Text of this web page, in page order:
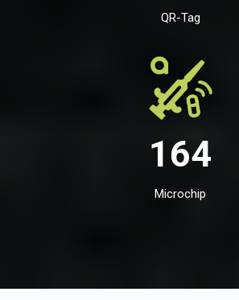
QR-Tag
164
Microchip